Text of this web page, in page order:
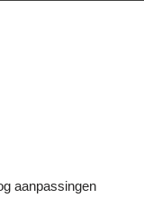
aanpassingen